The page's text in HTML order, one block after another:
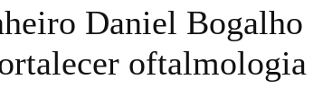
Daniel Bogalho
oftalmologia